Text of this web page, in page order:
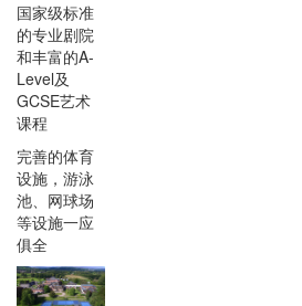
国家级标准
的专业剧院
和丰富的A-
Level及
GCSE艺术
课程
完善的体育
设施，游泳
池、网球场
等设施一应
俱全